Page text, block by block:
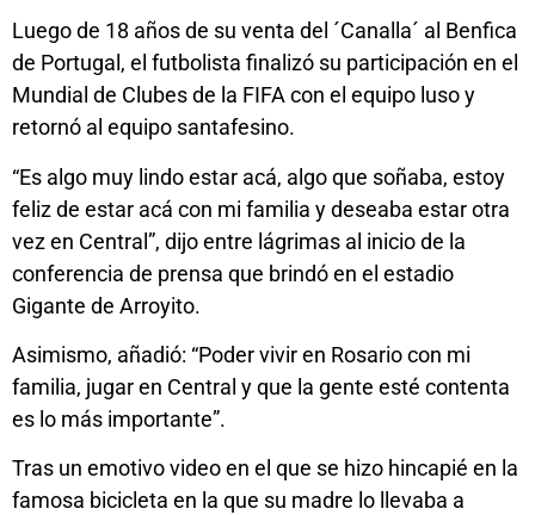
Luego de 18 años de su venta del ´Canalla´ al Benfica
de Portugal, el futbolista finalizó su participación en el
Mundial de Clubes de la FIFA con el equipo luso y
retornó al equipo santafesino.
“Es algo muy lindo estar acá, algo que soñaba, estoy
feliz de estar acá con mi familia y deseaba estar otra
vez en Central”, dijo entre lágrimas al inicio de la
conferencia de prensa que brindó en el estadio
Gigante de Arroyito.
Asimismo, añadió: “Poder vivir en Rosario con mi
familia, jugar en Central y que la gente esté contenta
es lo más importante”.
Tras un emotivo video en el que se hizo hincapié en la
famosa bicicleta en la que su madre lo llevaba a